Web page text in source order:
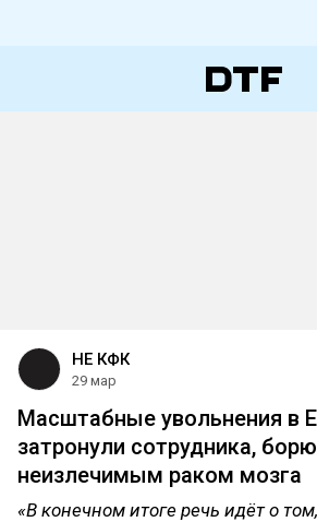
НЕ КФК
29 мар
Масштабные увольнения в
затронули сотрудника,
неизлечимым раком мозга
«В конечном итоге речь идёт о